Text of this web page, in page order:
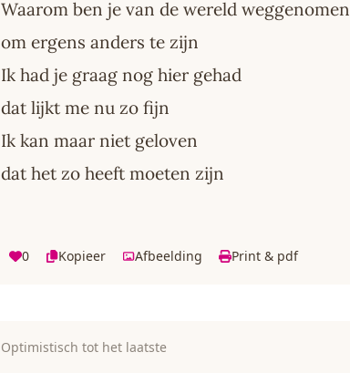
Waarom ben je van de wereld weggenomen
om ergens anders te zijn
Ik had je graag nog hier gehad
dat lijkt me nu zo fijn
Ik kan maar niet geloven
dat het zo heeft moeten zijn
0 Kopieer Afbeelding Print & pdf
Optimistisch tot het laatste